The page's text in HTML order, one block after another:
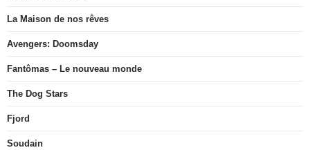
La Maison de nos rêves
Avengers: Doomsday
Fantômas – Le nouveau monde
The Dog Stars
Fjord
Soudain